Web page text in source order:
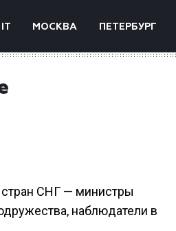
IT МОСКВА ПЕТЕРБУРГ
стран СНГ — министры
наблюдатели в